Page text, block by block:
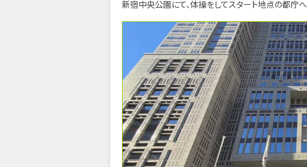
新宿中央公園にて、体操をしてスタート地点の都庁へ